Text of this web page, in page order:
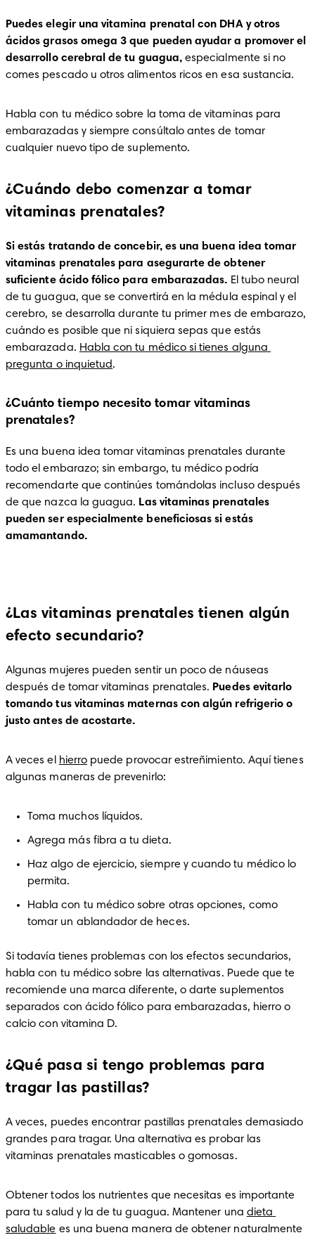
Puedes elegir una vitamina prenatal con DHA y otros
ácidos grasos omega 3 que pueden ayudar a promover el
desarrollo cerebral de tu guagua, especialmente si no
comes pescado u otros alimentos ricos en esa sustancia.
Habla con tu médico sobre la toma de vitaminas para
embarazadas y siempre consúltalo antes de tomar
cualquier nuevo tipo de suplemento.
¿Cuándo debo comenzar a tomar
vitaminas prenatales?
Si estás tratando de concebir, es una buena idea tomar
vitaminas prenatales para asegurarte de obtener
suficiente ácido fólico para embarazadas. El tubo neural
de tu guagua, que se convertirá en la médula espinal y el
cerebro, se desarrolla durante tu primer mes de embarazo,
cuándo es posible que ni siquiera sepas que estás
embarazada. Habla con tu médico si tienes alguna
pregunta o inquietud.
¿Cuánto tiempo necesito tomar vitaminas
prenatales?
Es una buena idea tomar vitaminas prenatales durante
todo el embarazo; sin embargo, tu médico podría
recomendarte que continúes tomándolas incluso después
de que nazca la guagua. Las vitaminas prenatales
pueden ser especialmente beneficiosas si estás
amamantando.
¿Las vitaminas prenatales tienen algún
efecto secundario?
Algunas mujeres pueden sentir un poco de náuseas
después de tomar vitaminas prenatales. Puedes evitarlo
tomando tus vitaminas maternas con algún refrigerio o
justo antes de acostarte.
A veces el hierro puede provocar estreñimiento. Aquí tienes
algunas maneras de prevenirlo:
Toma muchos líquidos.
Agrega más fibra a tu dieta.
Haz algo de ejercicio, siempre y cuando tu médico lo
permita.
Habla con tu médico sobre otras opciones, como
tomar un ablandador de heces.
Si todavía tienes problemas con los efectos secundarios,
habla con tu médico sobre las alternativas. Puede que te
recomiende una marca diferente, o darte suplementos
separados con ácido fólico para embarazadas, hierro o
calcio con vitamina D.
¿Qué pasa si tengo problemas para
tragar las pastillas?
A veces, puedes encontrar pastillas prenatales demasiado
grandes para tragar. Una alternativa es probar las
vitaminas prenatales masticables o gomosas.
Obtener todos los nutrientes que necesitas es importante
para tu salud y la de tu guagua. Mantener una dieta
saludable es una buena manera de obtener naturalmente